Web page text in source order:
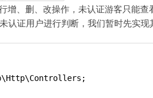
增、删、改操作，未认证游客只能
认证用户进行判断，我们暂时先实现